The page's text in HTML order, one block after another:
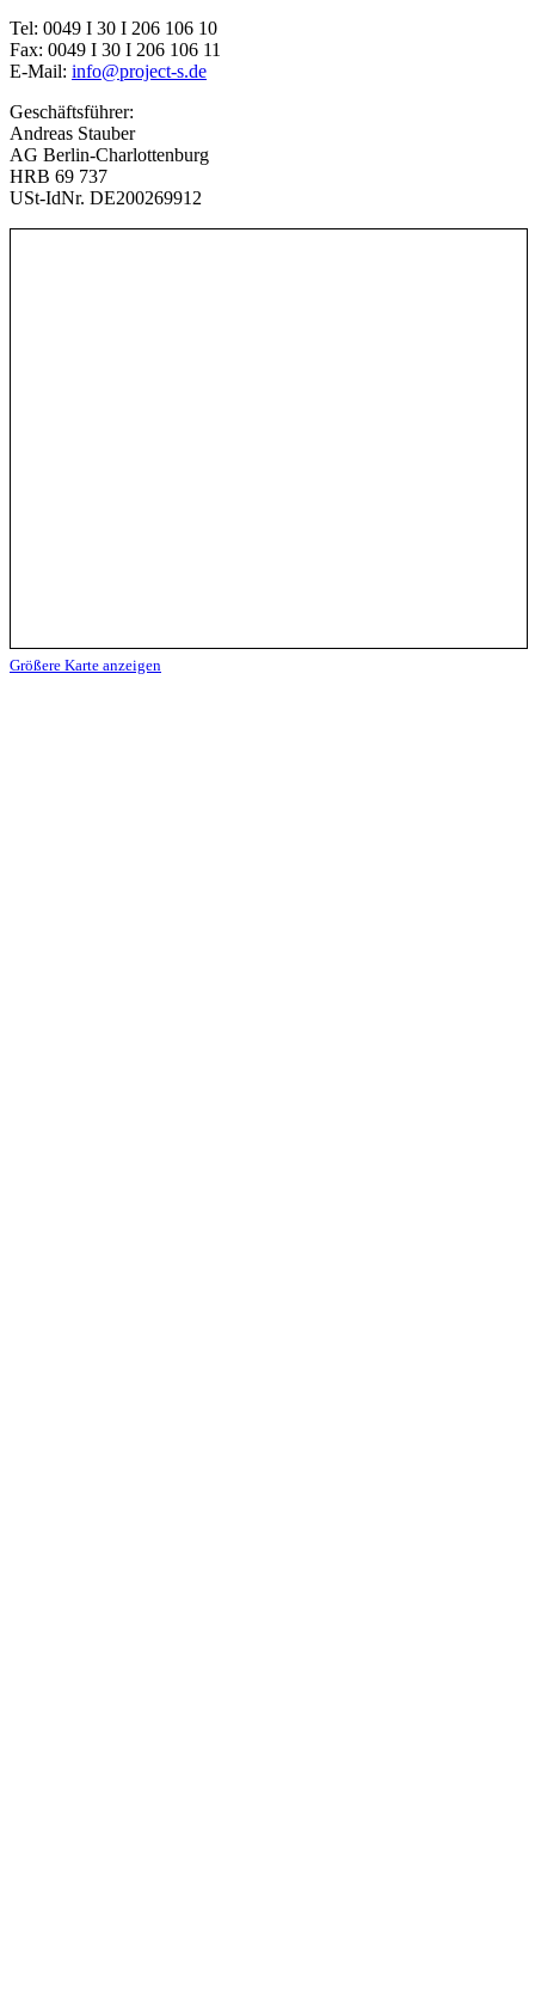
Tel: 0049 I 30 I 206 106 10
Fax: 0049 I 30 I 206 106 11
E-Mail: info@project-s.de
Geschäftsführer:
Andreas Stauber
AG Berlin-Charlottenburg
HRB 69 737
USt-IdNr. DE200269912
Größere Karte anzeigen